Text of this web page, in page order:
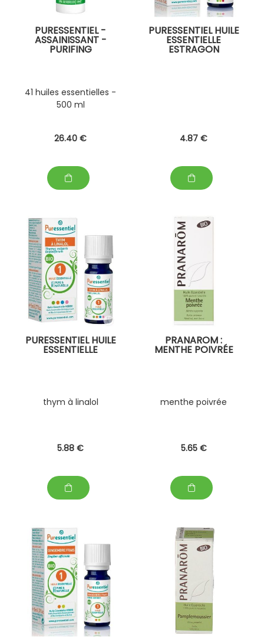
PURESSENTIEL -
ASSAINISSANT -
PURIFING
41 huiles essentielles -
500 ml
26.40 €
PURESSENTIEL HUILE
ESSENTIELLE
ESTRAGON
4.87 €
PURESSENTIEL HUILE
ESSENTIELLE
thym à linalol
5.88 €
PRANAROM :
MENTHE POIVRÉE
menthe poivrée
5.65 €